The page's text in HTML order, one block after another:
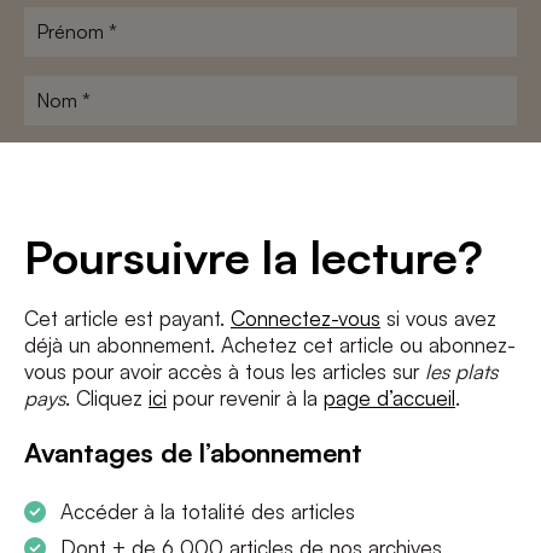
Poursuivre la lecture?
Cet article est payant. Connectez-vous si vous avez
déjà un abonnement. Achetez cet article ou abonnez-
vous pour avoir accès à tous les articles sur les plats
pays. Cliquez ici pour revenir à la page d’accueil.
Avantages de l’abonnement
Accéder à la totalité des articles
Dont + de 6 000 articles de nos archives
Prénom
Nom
J'accepte les termes et conditions etla politique de confidentialité
S'INSCRIRE